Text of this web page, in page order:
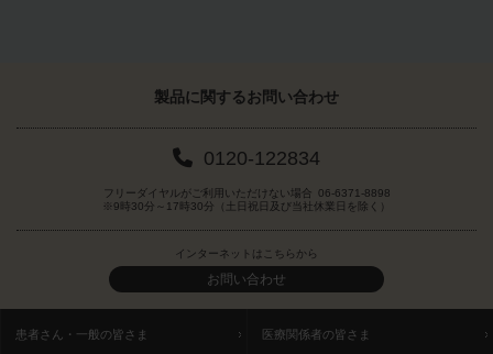
製品に関するお問い合わせ
0120-122834
フリーダイヤルがご利用いただけない場合 06-6371-8898
※9時30分～17時30分（土日祝日及び当社休業日を除く）
インターネットはこちらから
お問い合わせ
患者さん・一般の皆さま 医療関係者の皆さま